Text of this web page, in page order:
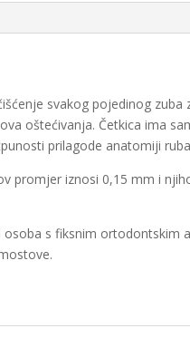
svakog pojedinog zuba
oštećivanja. Četkica ima
prilagode anatomiji
promjer iznosi 0,15 mm i
osoba s fiksnim ortodontskim